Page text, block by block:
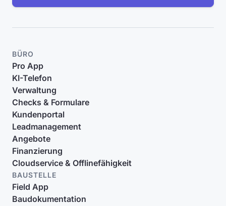
BÜRO
Pro App
KI-Telefon
Verwaltung
Checks & Formulare
Kundenportal
Leadmanagement
Angebote
Finanzierung
Cloudservice & Offlinefähigkeit
BAUSTELLE
Field App
Baudokumentation